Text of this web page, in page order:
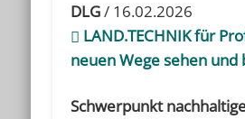
DLG/ 16.02.2026
LAND.TECHNIK für
neuen Wege sehen und
Schwerpunkt